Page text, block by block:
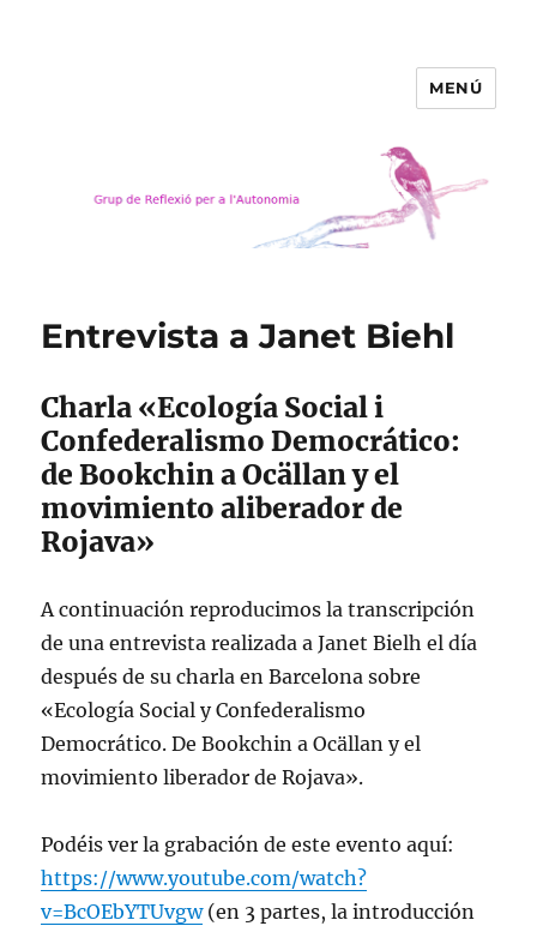
MENÚ
Entrevista a Janet Biehl
Charla «Ecología Social i
Confederalismo Democrático:
de Bookchin a Ocällan y el
movimiento aliberador de
Rojava»
A continuación reproducimos la transcripción
de una entrevista realizada a Janet Bielh el día
después de su charla en Barcelona sobre
«Ecología Social y Confederalismo
Democrático. De Bookchin a Ocällan y el
movimiento liberador de Rojava».
Podéis ver la grabación de este evento aquí:
https://www.youtube.com/watch?
v=BcOEbYTUvgw(en 3 partes, la introducción